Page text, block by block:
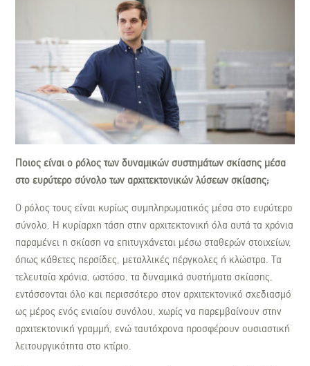
Ποιος είναι ο ρόλος των δυναμικών συστημάτων σκίασης μέσα
στο ευρύτερο σύνολο των αρχιτεκτονικών λύσεων σκίασης;
Ο ρόλος τους είναι κυρίως συμπληρωματικός μέσα στο ευρύτερο
σύνολο. Η κυρίαρχη τάση στην αρχιτεκτονική όλα αυτά τα χρόνια
παραμένει η σκίαση να επιτυγχάνεται μέσω σταθερών στοιχείων,
όπως κάθετες περσίδες, μεταλλικές πέργκολες ή κλώστρα. Τα
τελευταία χρόνια, ωστόσο, τα δυναμικά συστήματα σκίασης,
εντάσσονται όλο και περισσότερο στον αρχιτεκτονικό σχεδιασμό
ως μέρος ενός ενιαίου συνόλου, χωρίς να παρεμβαίνουν στην
αρχιτεκτονική γραμμή, ενώ ταυτόχρονα προσφέρουν ουσιαστική
λειτουργικότητα στο κτίριο.